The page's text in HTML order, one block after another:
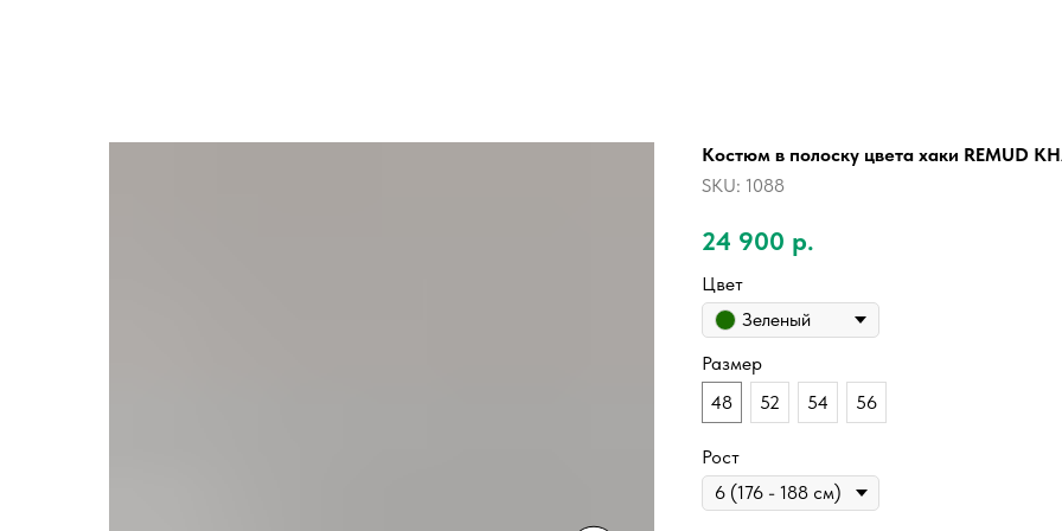
Костюм в полоску цвета хаки REMUD
SKU: 1088
24 900 р.
Цвет
Зеленый
Размер
48
52 54 56
Рост